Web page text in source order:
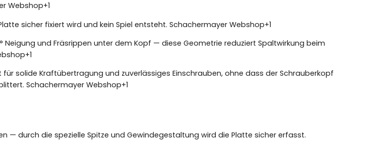
Webshop+1
sicher fixiert wird und kein Spiel entsteht. Schachermayer Webshop+1
Neigung und Fräsrippen unter dem Kopf — diese Geometrie reduziert Spaltwirkung beim
+1
solide Kraftübertragung und zuverlässiges Einschrauben, ohne dass der Schrauberkopf
Schachermayer Webshop+1
— durch die spezielle Spitze und Gewindegestaltung wird die Platte sicher erfasst.